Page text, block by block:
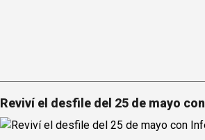
Reviví el desfile del 25 de mayo